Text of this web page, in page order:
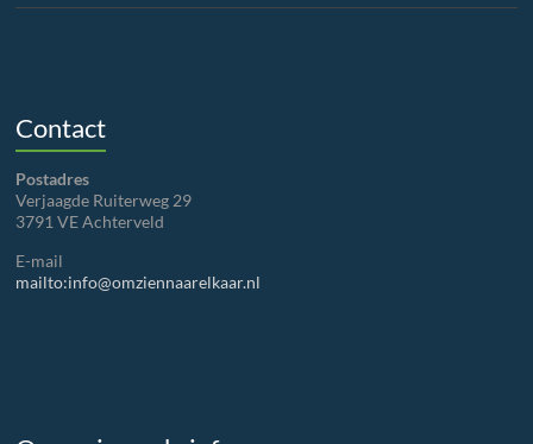
Contact
Postadres
Verjaagde Ruiterweg 29
3791 VE Achterveld
E-mail
mailto:info@omziennaarelkaar.nl